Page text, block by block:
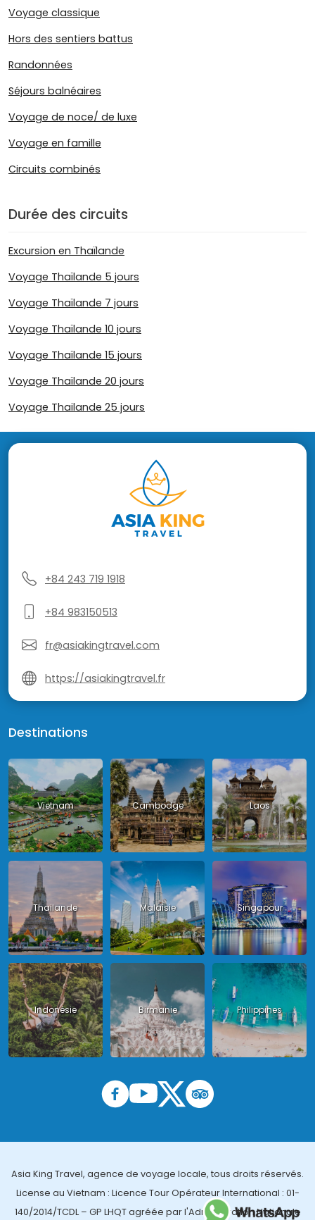
Voyage classique
Hors des sentiers battus
Randonnées
Séjours balnéaires
Voyage de noce/ de luxe
Voyage en famille
Circuits combinés
Durée des circuits
Excursion en Thaïlande
Voyage Thaïlande 5 jours
Voyage Thaïlande 7 jours
Voyage Thaïlande 10 jours
Voyage Thaïlande 15 jours
Voyage Thaïlande 20 jours
Voyage Thailande 25 jours
+84 243 719 1918
+84 983150513
fr@asiakingtravel.com
https://asiakingtravel.fr
Destinations
Vietnam Cambodge Laos
Thailande Malaisie Singapour
Indonésie Birmanie Philippines
Asia King Travel, agence de voyage locale, tous droits réservés.
License au Vietnam : Licence Tour Opérateur International : 01-
140/2014/TCDL – GP LHQT agréée par l'Administration Nationale